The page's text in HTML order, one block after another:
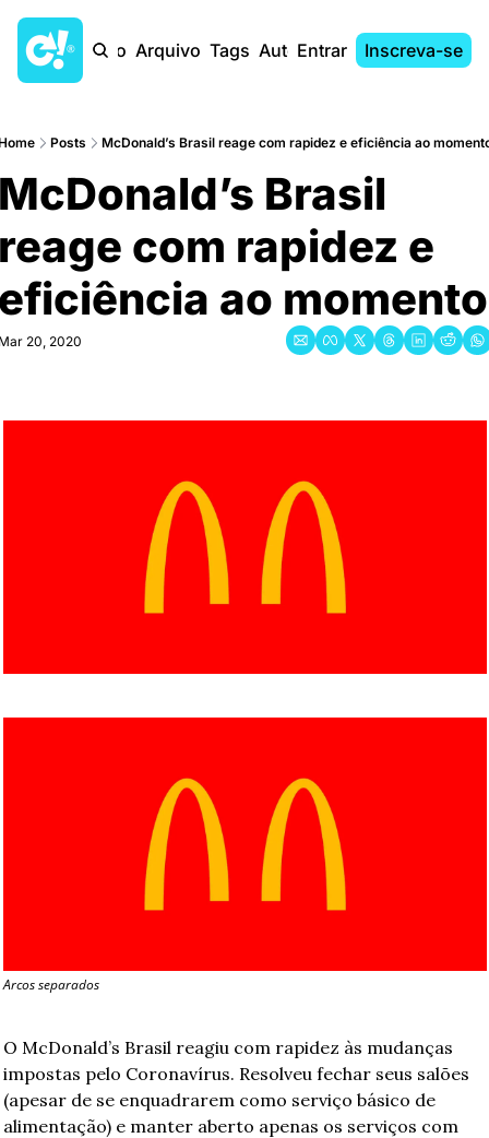
Início Arquivo Tags AutoresEntrar Inscreva-se
Posts McDonald’s Brasil reage com rapidez e eficiência ao
Brasil
com rapidez e
ao momento
20, 2020
Arcos separados
O McDonald’s Brasil reagiu com rapidez às mudanças
impostas pelo Coronavírus. Resolveu fechar seus salões
(apesar de se enquadrarem como serviço básico de
alimentação) e manter aberto apenas os serviços com